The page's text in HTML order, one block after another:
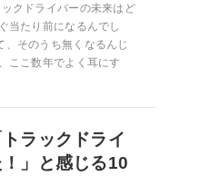
クドライバーの未来はど
当たり前になるんでし
、そのうち無くなるんじ
ここ数年でよく耳にす
ラックドライ
」と感じる10